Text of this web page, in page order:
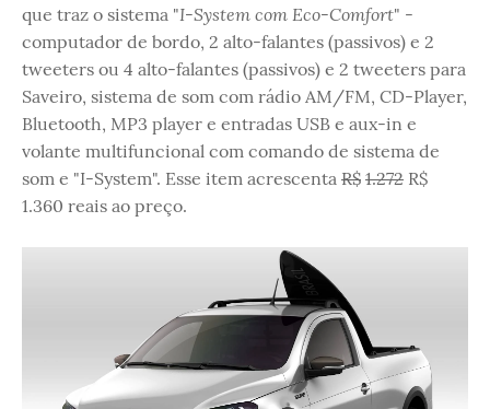
que traz o sistema "I-System com Eco-Comfort" -
computador de bordo, 2 alto-falantes (passivos) e 2
tweeters ou 4 alto-falantes (passivos) e 2 tweeters para
Saveiro, sistema de som com rádio AM/FM, CD-Player,
Bluetooth, MP3 player e entradas USB e aux-in e
volante multifuncional com comando de sistema de
som e "I-System". Esse item acrescenta R$ 1.272 R$
1.360 reais ao preço.